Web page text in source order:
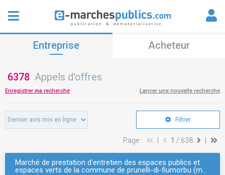
Entreprise Acheteur
6378 Appels d'offres
Enregistrer ma recherche Lancer une nouvelle recherche
Filtrer
Page : 1 / 638
Marché de prestation d'entretien des espaces publics et
espaces verts de la commune de prunelli-di-fiumorbu (m…